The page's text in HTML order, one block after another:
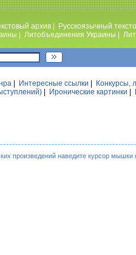
архив Русскоязычный
Литобъединения Украины
Интересные ссылки Конкурсы,
Иронические картинки
произведений наведите курсор